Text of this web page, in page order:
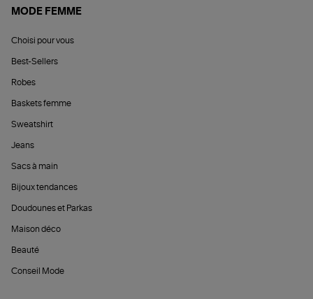
MODE FEMME
Choisi pour vous
Best-Sellers
Robes
Baskets femme
Sweatshirt
Jeans
Sacs à main
Bijoux tendances
Doudounes et Parkas
Maison déco
Beauté
Conseil Mode